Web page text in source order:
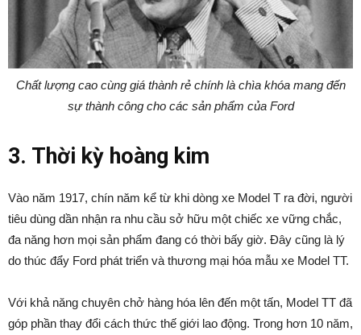
Chất lượng cao cùng giá thành rẻ chính là chìa khóa mang đến
sự thành công cho các sản phẩm của Ford
3. Thời kỳ hoàng kim
Vào năm 1917, chín năm kể từ khi dòng xe Model T ra đời, người
tiêu dùng dần nhận ra nhu cầu sở hữu một chiếc xe vững chắc,
đa năng hơn mọi sản phẩm đang có thời bấy giờ. Đây cũng là lý
do thúc đẩy Ford phát triển và thương mại hóa mẫu xe Model TT.
Với khả năng chuyên chở hàng hóa lên đến một tấn, Model TT đã
góp phần thay đổi cách thức thế giới lao động. Trong hơn 10 năm,